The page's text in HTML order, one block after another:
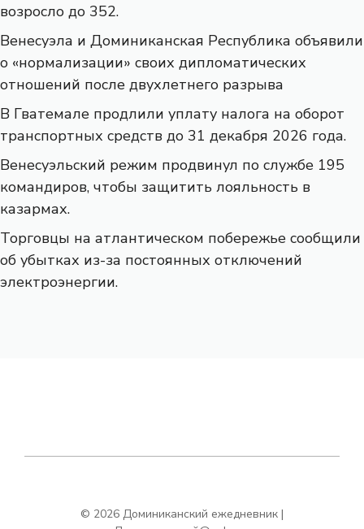
возросло до 352.
Венесуэла и Доминиканская Республика объявили
о «нормализации» своих дипломатических
отношений после двухлетнего разрыва
В Гватемале продлили уплату налога на оборот
транспортных средств до 31 декабря 2026 года.
Венесуэльский режим продвинул по службе 195
командиров, чтобы защитить лояльность в
казармах.
Торговцы на атлантическом побережье сообщили
об убытках из-за постоянных отключений
электроэнергии.
© 2026 Доминиканский ежедневник |